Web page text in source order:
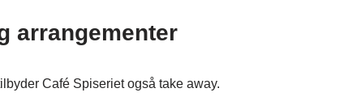
arrangementer
Café Spiseriet også take away.